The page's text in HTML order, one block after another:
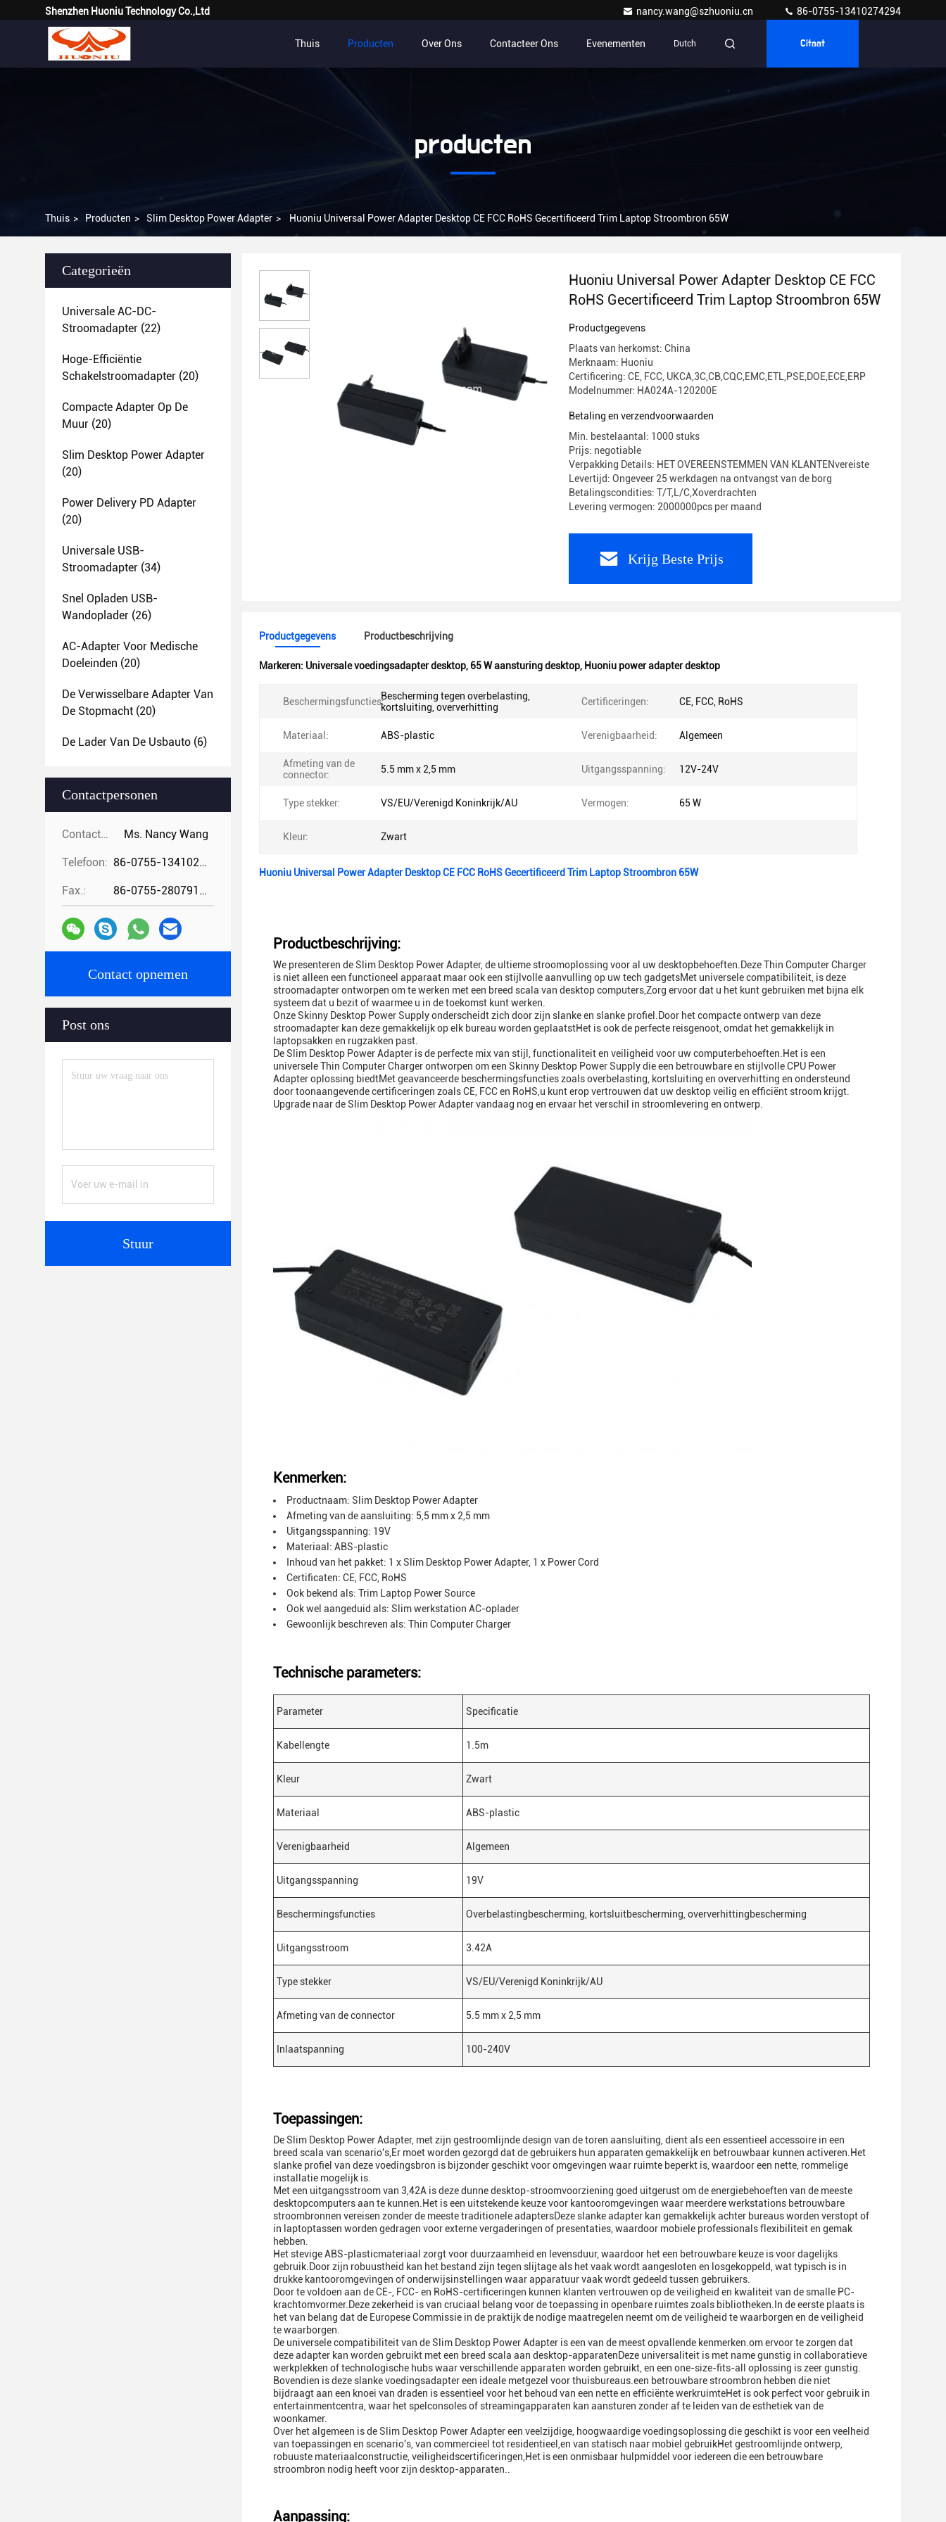
Shenzhen Huoniu Technology Co.,Ltd nancy.wang@szhuoniu.cn 86-0755-13410274294
Thuis Producten Over Ons Contacteer Ons Evenementen Dutch Citaat
producten
Thuis > Producten > Slim Desktop Power Adapter > Huoniu Universal Power Adapter Desktop CE FCC RoHS Gecertificeerd Trim Laptop Stroombron 65W
Categorieën
Universale AC-DC-
Stroomadapter (22)
Hoge-Efficiëntie
Schakelstroomadapter (20)
Compacte Adapter Op De
Muur (20)
Slim Desktop Power Adapter
(20)
Power Delivery PD Adapter
(20)
Universale USB-
Stroomadapter (34)
Snel Opladen USB-
Wandoplader (26)
AC-Adapter Voor Medische
Doeleinden (20)
De Verwisselbare Adapter Van
De Stopmacht (20)
De Lader Van De Usbauto (6)
Contactpersonen
Contactpersonen: Ms. Nancy Wang
Telefoon: 86-0755-13410274294
Fax.: 86-0755-28079166
Contact opnemen
Post ons
Stuur
Huoniu Universal Power Adapter Desktop CE FCC
RoHS Gecertificeerd Trim Laptop Stroombron 65W
Productgegevens
Plaats van herkomst: China
Merknaam: Huoniu
Certificering: CE, FCC, UKCA,3C,CB,CQC,EMC,ETL,PSE,DOE,ECE,ERP
Modelnummer: HA024A-120200E
Betaling en verzendvoorwaarden
Min. bestelaantal: 1000 stuks
Prijs: negotiable
Verpakking Details: HET OVEREENSTEMMEN VAN KLANTENvereiste
Levertijd: Ongeveer 25 werkdagen na ontvangst van de borg
Betalingscondities: T/T,L/C,Xoverdrachten
Levering vermogen: 2000000pcs per maand
Krijg Beste Prijs
Productgegevens Productbeschrijving
Markeren: Universale voedingsadapter desktop, 65 W aansturing desktop, Huoniu power adapter desktop
Beschermingsfuncties:Bescherming tegen overbelasting,
kortsluiting, oververhitting
Certificeringen: CE, FCC, RoHS
Materiaal: ABS-plastic Verenigbaarheid: Algemeen
Afmeting van de
connector:
5.5 mm x 2,5 mm Uitgangsspanning: 12V-24V
Type stekker: VS/EU/Verenigd Koninkrijk/AU Vermogen: 65 W
Kleur: Zwart
Huoniu Universal Power Adapter Desktop CE FCC RoHS Gecertificeerd Trim Laptop Stroombron 65W
Productbeschrijving:
We presenteren de Slim Desktop Power Adapter, de ultieme stroomoplossing voor al uw desktopbehoeften.Deze Thin Computer Charger
is niet alleen een functioneel apparaat maar ook een stijlvolle aanvulling op uw tech gadgetsMet universele compatibiliteit, is deze
stroomadapter ontworpen om te werken met een breed scala van desktop computers,Zorg ervoor dat u het kunt gebruiken met bijna elk
systeem dat u bezit of waarmee u in de toekomst kunt werken.
Onze Skinny Desktop Power Supply onderscheidt zich door zijn slanke en slanke profiel.Door het compacte ontwerp van deze
stroomadapter kan deze gemakkelijk op elk bureau worden geplaatstHet is ook de perfecte reisgenoot, omdat het gemakkelijk in
laptopsakken en rugzakken past.
De Slim Desktop Power Adapter is de perfecte mix van stijl, functionaliteit en veiligheid voor uw computerbehoeften.Het is een
universele Thin Computer Charger ontworpen om een Skinny Desktop Power Supply die een betrouwbare en stijlvolle CPU Power
Adapter oplossing biedtMet geavanceerde beschermingsfuncties zoals overbelasting, kortsluiting en oververhitting en ondersteund
door toonaangevende certificeringen zoals CE, FCC en RoHS,u kunt erop vertrouwen dat uw desktop veilig en efficiënt stroom krijgt.
Upgrade naar de Slim Desktop Power Adapter vandaag nog en ervaar het verschil in stroomlevering en ontwerp.
Kenmerken:
Productnaam: Slim Desktop Power Adapter
Afmeting van de aansluiting: 5,5 mm x 2,5 mm
Uitgangsspanning: 19V
Materiaal: ABS-plastic
Inhoud van het pakket: 1 x Slim Desktop Power Adapter, 1 x Power Cord
Certificaten: CE, FCC, RoHS
Ook bekend als: Trim Laptop Power Source
Ook wel aangeduid als: Slim werkstation AC-oplader
Gewoonlijk beschreven als: Thin Computer Charger
Technische parameters:
Parameter Specificatie
Kabellengte 1.5m
Kleur Zwart
Materiaal ABS-plastic
Verenigbaarheid Algemeen
Uitgangsspanning 19V
Beschermingsfuncties Overbelastingbescherming, kortsluitbescherming, oververhittingbescherming
Uitgangsstroom 3.42A
Type stekker VS/EU/Verenigd Koninkrijk/AU
Afmeting van de connector 5.5 mm x 2,5 mm
Inlaatspanning 100-240V
Toepassingen:
De Slim Desktop Power Adapter, met zijn gestroomlijnde design van de toren aansluiting, dient als een essentieel accessoire in een
breed scala van scenario's,Er moet worden gezorgd dat de gebruikers hun apparaten gemakkelijk en betrouwbaar kunnen activeren.Het
slanke profiel van deze voedingsbron is bijzonder geschikt voor omgevingen waar ruimte beperkt is, waardoor een nette, rommelige
installatie mogelijk is.
Met een uitgangsstroom van 3,42A is deze dunne desktop-stroomvoorziening goed uitgerust om de energiebehoeften van de meeste
desktopcomputers aan te kunnen.Het is een uitstekende keuze voor kantooromgevingen waar meerdere werkstations betrouwbare
stroombronnen vereisen zonder de meeste traditionele adaptersDeze slanke adapter kan gemakkelijk achter bureaus worden verstopt of
in laptoptassen worden gedragen voor externe vergaderingen of presentaties, waardoor mobiele professionals flexibiliteit en gemak
hebben.
Het stevige ABS-plasticmateriaal zorgt voor duurzaamheid en levensduur, waardoor het een betrouwbare keuze is voor dagelijks
gebruik.Door zijn robuustheid kan het bestand zijn tegen slijtage als het vaak wordt aangesloten en losgekoppeld, wat typisch is in
drukke kantooromgevingen of onderwijsinstellingen waar apparatuur vaak wordt gedeeld tussen gebruikers.
Door te voldoen aan de CE-, FCC- en RoHS-certificeringen kunnen klanten vertrouwen op de veiligheid en kwaliteit van de smalle PC-
krachtomvormer.Deze zekerheid is van cruciaal belang voor de toepassing in openbare ruimtes zoals bibliotheken.In de eerste plaats is
het van belang dat de Europese Commissie in de praktijk de nodige maatregelen neemt om de veiligheid te waarborgen en de veiligheid
te waarborgen.
De universele compatibiliteit van de Slim Desktop Power Adapter is een van de meest opvallende kenmerken.om ervoor te zorgen dat
deze adapter kan worden gebruikt met een breed scala aan desktop-apparatenDeze universaliteit is met name gunstig in collaboratieve
werkplekken of technologische hubs waar verschillende apparaten worden gebruikt, en een one-size-fits-all oplossing is zeer gunstig.
Bovendien is deze slanke voedingsadapter een ideale metgezel voor thuisbureaus.een betrouwbare stroombron hebben die niet
bijdraagt aan een knoei van draden is essentieel voor het behoud van een nette en efficiënte werkruimteHet is ook perfect voor gebruik in
entertainmentcentra, waar het spelconsoles of streamingapparaten kan aansturen zonder af te leiden van de esthetiek van de
woonkamer.
Over het algemeen is de Slim Desktop Power Adapter een veelzijdige, hoogwaardige voedingsoplossing die geschikt is voor een veelheid
van toepassingen en scenario's, van commercieel tot residentieel,en van statisch naar mobiel gebruikHet gestroomlijnde ontwerp,
robuuste materiaalconstructie, veiligheidscertificeringen,Het is een onmisbaar hulpmiddel voor iedereen die een betrouwbare
stroombron nodig heeft voor zijn desktop-apparaten..
Aanpassing: